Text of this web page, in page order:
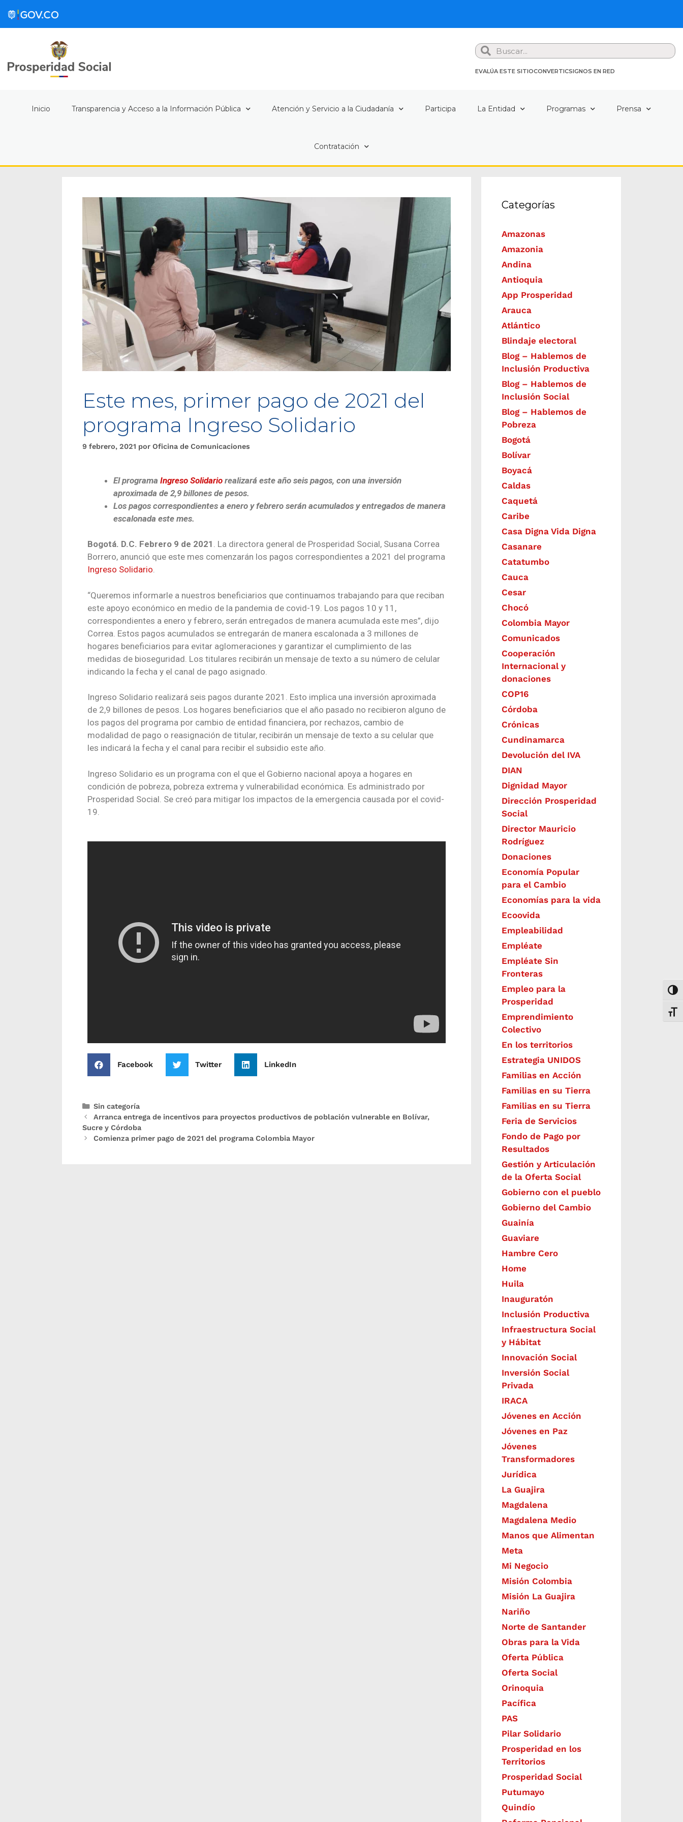
Search
EVALÚA ESTE SITIOCONVERTICSIGNOS EN RED
Inicio Transparencia y Acceso a la Información Pública Atención y Servicio a la Ciudadanía Participa La Entidad Programas Prensa
Contratación
Este mes, primer pago de 2021 del
programa Ingreso Solidario
9 febrero, 2021 por Oficina de Comunicaciones
El programa Ingreso Solidario realizará este año seis pagos, con una inversión
aproximada de 2,9 billones de pesos.
Los pagos correspondientes a enero y febrero serán acumulados y entregados de manera
escalonada este mes.
Bogotá. D.C. Febrero 9 de 2021 . La directora general de Prosperidad Social, Susana Correa
Borrero, anunció que este mes comenzarán los pagos correspondientes a 2021 del programa
Ingreso Solidario.
“Queremos informarle a nuestros beneficiarios que continuamos trabajando para que reciban
este apoyo económico en medio de la pandemia de covid-19. Los pagos 10 y 11,
correspondientes a enero y febrero, serán entregados de manera acumulada este mes”, dijo
Correa. Estos pagos acumulados se entregarán de manera escalonada a 3 millones de
hogares beneficiarios para evitar aglomeraciones y garantizar el cumplimiento de las
medidas de bioseguridad. Los titulares recibirán un mensaje de texto a su número de celular
indicando la fecha y el canal de pago asignado.
Ingreso Solidario realizará seis pagos durante 2021. Esto implica una inversión aproximada
de 2,9 billones de pesos. Los hogares beneficiarios que el año pasado no recibieron alguno de
los pagos del programa por cambio de entidad financiera, por rechazos, cambio de
modalidad de pago o reasignación de titular, recibirán un mensaje de texto a su celular que
les indicará la fecha y el canal para recibir el subsidio este año.
Ingreso Solidario es un programa con el que el Gobierno nacional apoya a hogares en
condición de pobreza, pobreza extrema y vulnerabilidad económica. Es administrado por
Prosperidad Social. Se creó para mitigar los impactos de la emergencia causada por el covid-
19.
Facebook Twitter LinkedIn
Sin categoría
Arranca entrega de incentivos para proyectos productivos de población vulnerable en Bolívar,
Sucre y Córdoba
Comienza primer pago de 2021 del programa Colombia Mayor
Categorías
Amazonas
Amazonia
Andina
Antioquia
App Prosperidad
Arauca
Atlántico
Blindaje electoral
Blog – Hablemos de
Inclusión Productiva
Blog – Hablemos de
Inclusión Social
Blog – Hablemos de
Pobreza
Bogotá
Bolívar
Boyacá
Caldas
Caquetá
Caribe
Casa Digna Vida Digna
Casanare
Catatumbo
Cauca
Cesar
Chocó
Colombia Mayor
Comunicados
Cooperación
Internacional y
donaciones
COP16
Córdoba
Crónicas
Cundinamarca
Devolución del IVA
DIAN
Dignidad Mayor
Dirección Prosperidad
Social
Director Mauricio
Rodríguez
Donaciones
Economía Popular
para el Cambio
Economías para la vida
Ecoovida
Empleabilidad
Empléate
Empléate Sin
Fronteras
Empleo para la
Prosperidad
Emprendimiento
Colectivo
En los territorios
Estrategia UNIDOS
Familias en Acción
Familias en su Tierra
Familias en su Tierra
Feria de Servicios
Fondo de Pago por
Resultados
Gestión y Articulación
de la Oferta Social
Gobierno con el pueblo
Gobierno del Cambio
Guainía
Guaviare
Hambre Cero
Home
Huila
Inauguratón
Inclusión Productiva
Infraestructura Social
y Hábitat
​Innovación Social
Inversión Social
Privada
IRACA
Jóvenes en Acción
Jóvenes en Paz
Jóvenes
Transformadores
Jurídica
La Guajira
Magdalena
Magdalena Medio
Manos que Alimentan
Meta
Mi Negocio
Misión Colombia
Misión La Guajira
Nariño
Norte de Santander
Obras para la Vida
Oferta Pública
Oferta Social​​
Orinoquia
Pacífica
PAS
Pilar Solidario
Prosperidad en los
Territorios
Prosperidad Social
Putumayo
Quindío